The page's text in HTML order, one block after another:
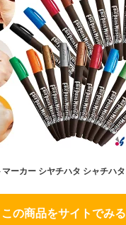
この商品をサイトでみる